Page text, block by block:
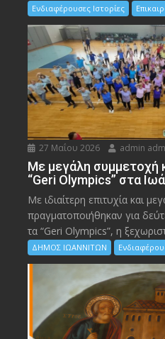
Ενδιαφέρουσες Ιστορίες
27 Μαΐου 2026 admin
Με μεγάλη συμμετοχή
“Geri Olympics” στα
Με ιδιαίτερη επιτυχία και
πραγματοποιήθηκαν για
τα “Geri Olympics”, η
ΔΗΜΟΣ ΙΩΑΝΝΙΤΩΝ